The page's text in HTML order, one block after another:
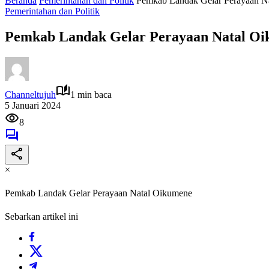
Pemerintahan dan Politik
Pemkab Landak Gelar Perayaan Natal
Channeltujuh
1 min baca
5 Januari 2024
8
×
Pemkab Landak Gelar Perayaan Natal Oikumene
Sebarkan artikel ini